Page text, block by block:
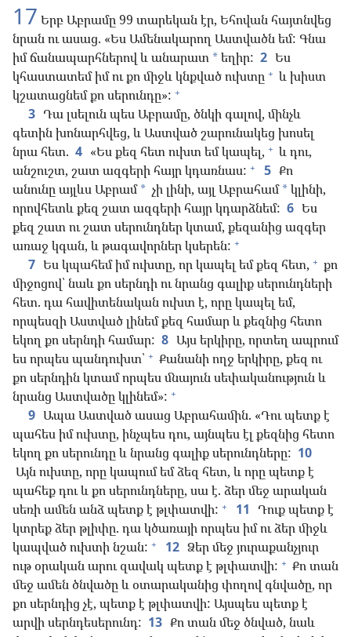
17 Երբ Աբրամը 99 տարեկան էր, Եհովան հայտնվեց
նրան ու ասաց. «Ես Ամենակարող Աստվածն եմ: Գնա
իմ ճանապարհներով և անարատ *եղիր: 2 Ես
կհաստատեմ իմ ու քո միջև կնքված ուխտը + և խիստ
կշատացնեմ քո սերունդը»: +
3 Դա լսելուն պես Աբրամը, ծնկի գալով, մինչև
գետին խոնարհվեց, և Աստված շարունակեց խոսել
նրա հետ. 4 «Ես քեզ հետ ուխտ եմ կապել, + և դու,
անշուշտ, շատ ազգերի հայր կդառնաս: + 5 Քո
անունը այլևս Աբրամ * չի լինի, այլ Աբրահամ *կլինի,
որովհետև քեզ շատ ազգերի հայր կդարձնեմ: 6 Ես
քեզ շատ ու շատ սերունդներ կտամ, քեզանից ազգեր
առաջ կգան, և թագավորներ կսերեն: +
7 Ես կպահեմ իմ ուխտը, որ կապել եմ քեզ հետ, + քո
միջոցով՝ նաև քո սերնդի ու նրանց գալիք սերունդների
հետ. դա հավիտենական ուխտ է, որը կապել եմ,
որպեսզի Աստված լինեմ քեզ համար և քեզնից հետո
եկող քո սերնդի համար: 8 Այս երկիրը, որտեղ ապրում
ես որպես պանդուխտ՝ + Քանանի ողջ երկիրը, քեզ ու
քո սերնդին կտամ որպես մնայուն սեփականություն և
նրանց Աստվածը կլինեմ»: +
9 Ապա Աստված ասաց Աբրահամին. «Դու պետք է
պահես իմ ուխտը, ինչպես դու, այնպես էլ քեզնից հետո
եկող քո սերունդը և նրանց գալիք սերունդները: 10
Այն ուխտը, որը կապում եմ ձեզ հետ, և որը պետք է
պահեք դու և քո սերունդները, սա է. ձեր մեջ արական
սեռի ամեն անձ պետք է թլփատվի: + 11 Դուք պետք է
կտրեք ձեր թլիփը. դա կծառայի որպես իմ ու ձեր միջև
կապված ուխտի նշան: + 12 Ձեր մեջ յուրաքանչյուր
ութ օրական արու զավակ պետք է թլփատվի: + Քո տան
մեջ ամեն ծնվածը և օտարականից փողով գնվածը, որ
քո սերնդից չէ, պետք է թլփատվի: Այսպես պետք է
արվի սերնդեսերունդ: 13 Քո տան մեջ ծնված, նաև